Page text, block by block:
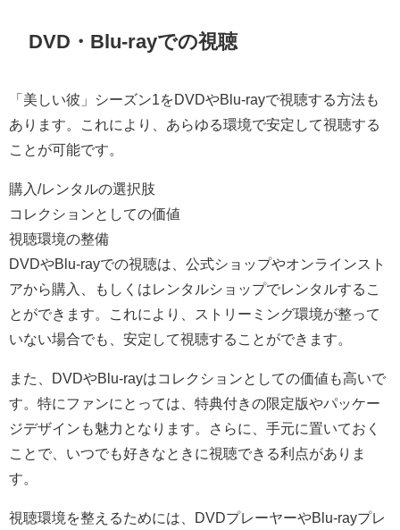
DVD・Blu-rayでの視聴
「美しい彼」シーズン1をDVDやBlu-rayで視聴する方法も
あります。これにより、あらゆる環境で安定して視聴する
ことが可能です。
購入/レンタルの選択肢
コレクションとしての価値
視聴環境の整備
DVDやBlu-rayでの視聴は、公式ショップやオンラインスト
アから購入、もしくはレンタルショップでレンタルするこ
とができます。これにより、ストリーミング環境が整って
いない場合でも、安定して視聴することができます。
また、DVDやBlu-rayはコレクションとしての価値も高いで
す。特にファンにとっては、特典付きの限定版やパッケー
ジデザインも魅力となります。さらに、手元に置いておく
ことで、いつでも好きなときに視聴できる利点がありま
す。
視聴環境を整えるためには、DVDプレーヤーやBlu-rayプレ